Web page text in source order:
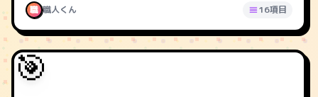
職 職人くん 16項目
🎯